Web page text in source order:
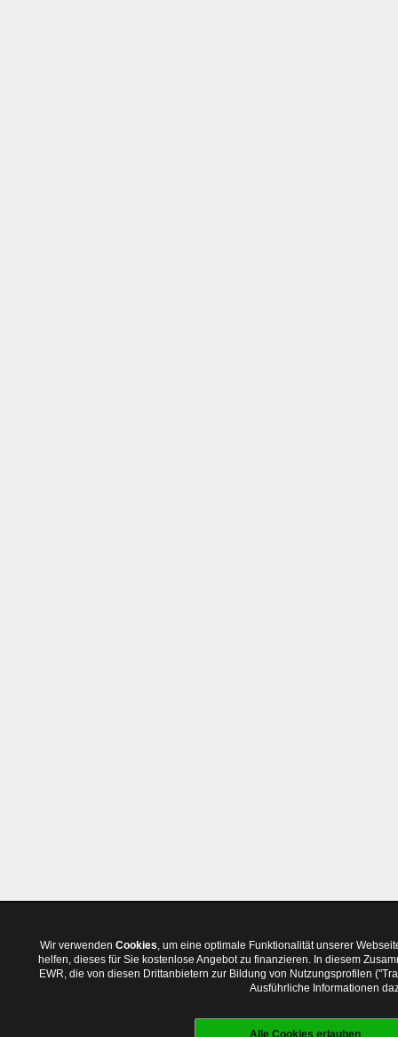
Wir verwenden Cookies, um eine optimale Funktionalität unserer
helfen, dieses für Sie kostenlose Angebot zu finanzieren. In diesem
EWR, die von diesen Drittanbietern zur Bildung von Nutzungsprofilen
Ausführliche Informationen
Alle Cookies erlauben